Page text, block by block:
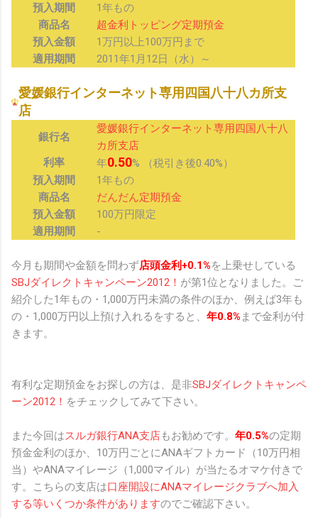
預入期間
1年もの
商品名
超金利トッピング定期預金
預入金額
1万円以上100万円まで
適用期間
2011年1月12日（水）～
愛媛銀行インターネット専用四国八十八カ所支
店
銀行名
愛媛銀行インターネット専用四国八十八
カ所支店
利率
年0.50% （税引き後0.40%）
預入期間
1年もの
商品名
だんだん定期預金
預入金額
100万円限定
適用期間
-
今月も期間や金額を問わず店頭金利+0.1%を上乗せしている
SBJダイレクトキャンペーン2012！ が第1位となりました。ご
紹介した1年もの・1,000万円未満の条件のほか、 例えば3年も
の・1,000万円以上預け入れるをすると、 年0.8% まで金利が付
きます。
有利な定期預金をお探しの方は、是非SBJダイレクトキャンペ
ーン2012！ をチェックしてみて下さい。
また今回はスルガ銀行ANA支店もお勧めです。 年0.5%の定期
預金金利のほか、10万円ごとにANAギフトカード（10万円相
当）やANAマイレージ（1,000マイル）が当たるオマケ付きで
す。こちらの支店は口座開設にANAマイレージクラブへ加入
する等いくつか条件がありますのでご確認下さい。